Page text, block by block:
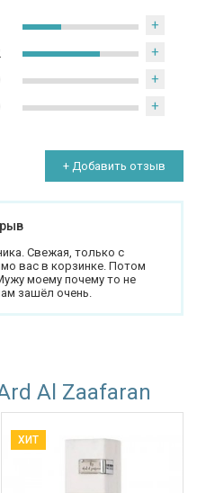
+
+
+
+
+ Добавить отзыв
Свежая, только с
вас в корзинке. Потом
моему почему то не
зашёл очень.
Al Zaafaran
ХИТ